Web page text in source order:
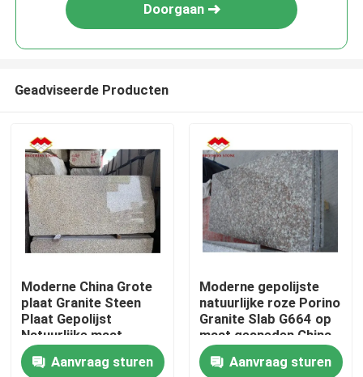
Doorgaan
Geadviseerde Producten
Moderne China Grote
plaat Granite Steen
Plaat Gepolijst
Natuurlijke maat
Chinese Roze Porno
Roze Granit Plaat
Aanvraag sturen
Moderne gepolijste
natuurlijke roze Porino
Granite Slab G664 op
maat gesneden China
Roze Porno Rosa
prijzenAanvraag sturen